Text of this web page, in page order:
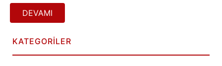
KATEGORILER
tamamlayan önemli unsurlardır. İlk izlenim açısından son
derece önemli olan Dikkat Çekici Ofis Mobilyası Modelleri
sağlamaktadır.